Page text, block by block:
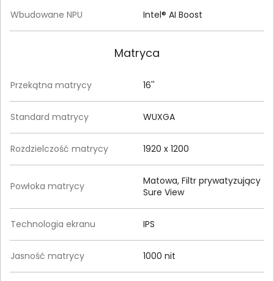
Wbudowane NPU Intel® AI Boost
Matryca
Przekątna matrycy 16''
Standard matrycy WUXGA
Rozdzielczość matrycy 1920 x 1200
Powłoka matrycy
Matowa, Filtr prywatyzujący
Sure View
Technologia ekranu IPS
Jasność matrycy 1000 nit